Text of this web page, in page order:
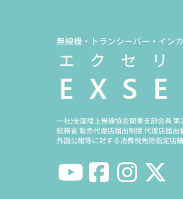
無線機・トランシーバー・イン
一社)全国陸上無線協会関東支部会員 第
総務省 販売代理店届出制度 代理店届出
外国公館等に対する消費税免除指定店舗